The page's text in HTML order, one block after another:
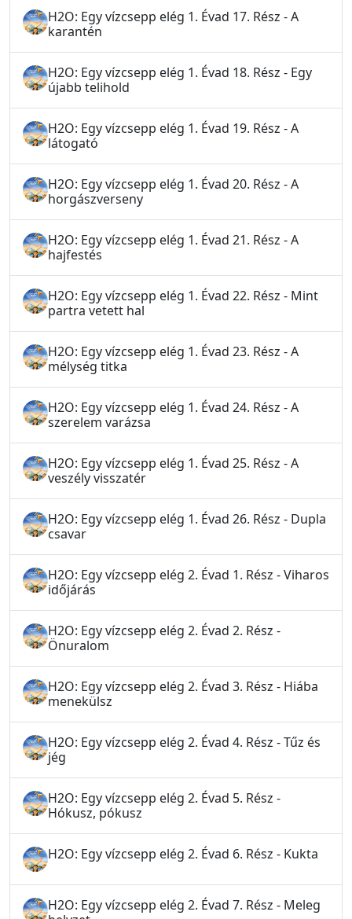
H2O: Egy vízcsepp elég 1. Évad 17. Rész - A
karantén
H2O: Egy vízcsepp elég 1. Évad 18. Rész - Egy
újabb telihold
H2O: Egy vízcsepp elég 1. Évad 19. Rész - A
látogató
H2O: Egy vízcsepp elég 1. Évad 20. Rész - A
horgászverseny
H2O: Egy vízcsepp elég 1. Évad 21. Rész - A
hajfestés
H2O: Egy vízcsepp elég 1. Évad 22. Rész - Mint
partra vetett hal
H2O: Egy vízcsepp elég 1. Évad 23. Rész - A
mélység titka
H2O: Egy vízcsepp elég 1. Évad 24. Rész - A
szerelem varázsa
H2O: Egy vízcsepp elég 1. Évad 25. Rész - A
veszély visszatér
H2O: Egy vízcsepp elég 1. Évad 26. Rész - Dupla
csavar
H2O: Egy vízcsepp elég 2. Évad 1. Rész - Viharos
időjárás
H2O: Egy vízcsepp elég 2. Évad 2. Rész -
Önuralom
H2O: Egy vízcsepp elég 2. Évad 3. Rész - Hiába
menekülsz
H2O: Egy vízcsepp elég 2. Évad 4. Rész - Tűz és
jég
H2O: Egy vízcsepp elég 2. Évad 5. Rész -
Hókusz, pókusz
H2O: Egy vízcsepp elég 2. Évad 6. Rész - Kukta
H2O: Egy vízcsepp elég 2. Évad 7. Rész - Meleg